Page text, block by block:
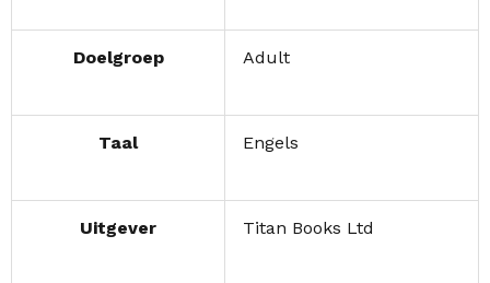
Doelgroep Adult
Taal Engels
Uitgever Titan Books Ltd